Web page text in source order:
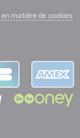
matière de cookies